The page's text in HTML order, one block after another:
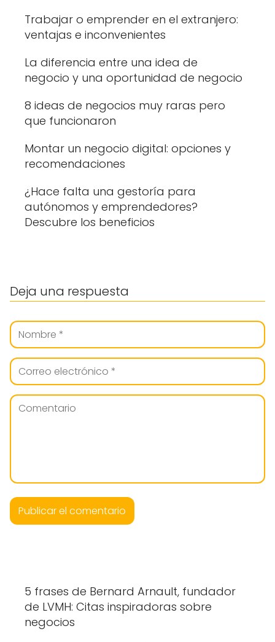
Trabajar o emprender en el extranjero:
ventajas e inconvenientes
La diferencia entre una idea de
negocio y una oportunidad de negocio
8 ideas de negocios muy raras pero
que funcionaron
Montar un negocio digital: opciones y
recomendaciones
¿Hace falta una gestoría para
autónomos y emprendedores?
Descubre los beneficios
Deja una respuesta
5 frases de Bernard Arnault, fundador
de LVMH: Citas inspiradoras sobre
negocios